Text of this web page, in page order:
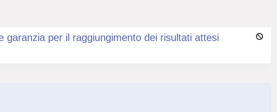
per il raggiungimento dei risultati attesi